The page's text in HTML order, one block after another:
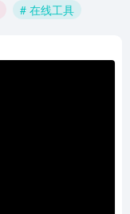
# 在线工具